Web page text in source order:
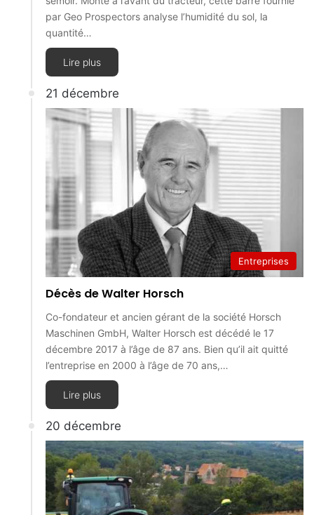
par Geo Prospectors analyse l’humidité du sol, la
quantité…
Lire plus
21 décembre
Entreprises
Décès de Walter Horsch
Co-fondateur et ancien gérant de la société Horsch
Maschinen GmbH, Walter Horsch est décédé le 17
décembre 2017 à l’âge de 87 ans. Bien qu’il ait quitté
l’entreprise en 2000 à l’âge de 70 ans,…
Lire plus
20 décembre